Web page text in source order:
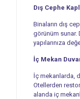
Dış Cephe
Binaların dış
görünüm sunar.
yapılarınıza
İç Mekan
İç mekanlarda,
Otellerden
alanda iç